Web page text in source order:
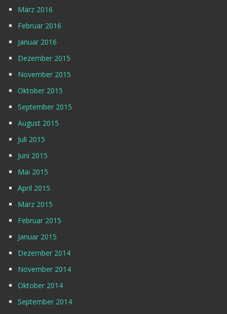
März 2016
Februar 2016
Januar 2016
Dezember 2015
November 2015
Oktober 2015
September 2015
August 2015
Juli 2015
Juni 2015
Mai 2015
April 2015
März 2015
Februar 2015
Januar 2015
Dezember 2014
November 2014
Oktober 2014
September 2014